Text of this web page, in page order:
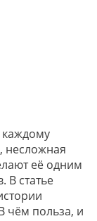
каждому
несложная
её одним
В статье
чём польза, и